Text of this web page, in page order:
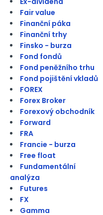
Fair value
Finanční páka
Finanční trhy
Finsko - burza
Fond fondů
Fond peněžního trhu
Fond pojištění vkladů
FOREX
Forex Broker
Forexový obchodník
Forward
FRA
Francie - burza
Free float
Fundamentální
analýza
Futures
FX
Gamma